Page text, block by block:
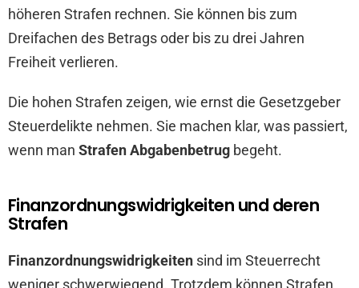
höheren Strafen rechnen. Sie können bis zum
Dreifachen des Betrags oder bis zu drei Jahren
Freiheit verlieren.
Die hohen Strafen zeigen, wie ernst die Gesetzgeber
Steuerdelikte nehmen. Sie machen klar, was passiert,
wenn man Strafen Abgabenbetrug begeht.
Finanzordnungswidrigkeiten und deren
Strafen
Finanzordnungswidrigkeiten sind im Steuerrecht